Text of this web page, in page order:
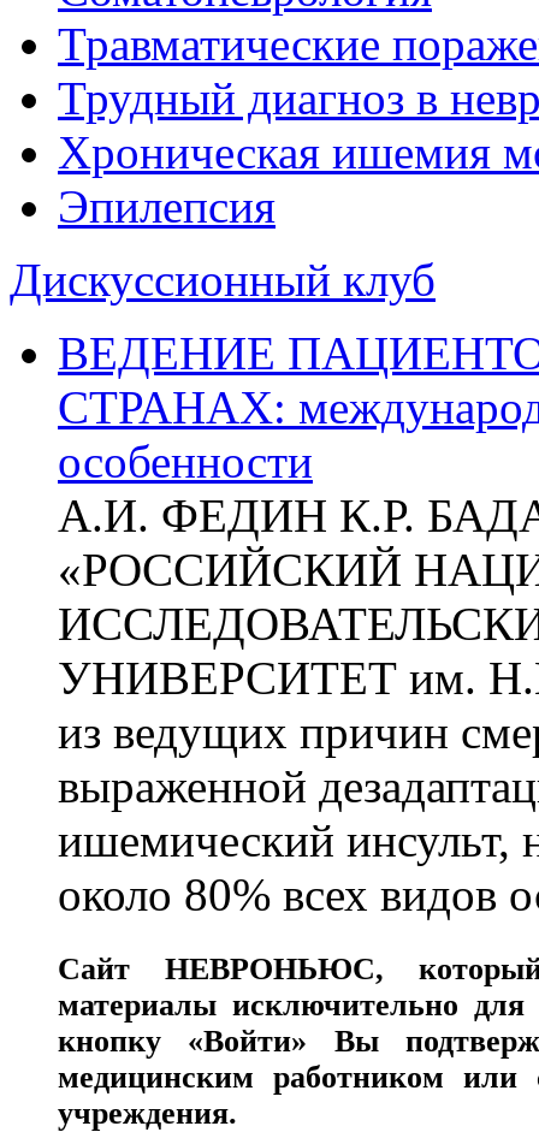
Травматические
Трудный диагноз в
Хроническая ишемия
Эпилепсия
Дискуссионный клуб
ВЕДЕНИЕ
СТРАНАХ:
особенности
А.И. ФЕДИН К.Р.
«РОССИЙСКИЙ
УНИВЕРСИТЕТ им.
из ведущих причин
выраженной
ишемический инсульт,
около 80% всех видов
СайтНЕВРОНЬЮС,
материалы исключительно для
кнопку «Войти» Вы
медицинским работником или
учреждения.